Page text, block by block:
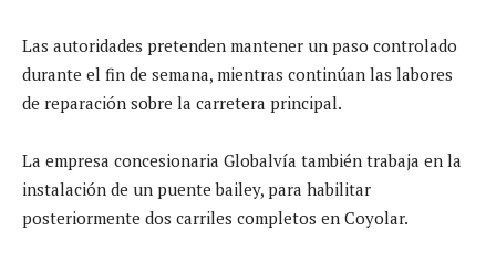
Las autoridades pretenden mantener un paso controlado
durante el fin de semana, mientras continúan las labores
de reparación sobre la carretera principal.
La empresa concesionaria Globalvía también trabaja en la
instalación de un puente bailey, para habilitar
posteriormente dos carriles completos en Coyolar.